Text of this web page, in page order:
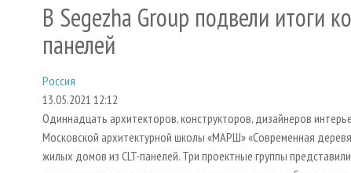
В Segezha Group подвели итоги
панелей
Россия
13.05.2021 12:12
Одиннадцать архитекторов, конструкторов, дизайнеров
Московской архитектурной школы «МАРШ» «Современная
жилых домов из CLT-панелей. Три проектные группы